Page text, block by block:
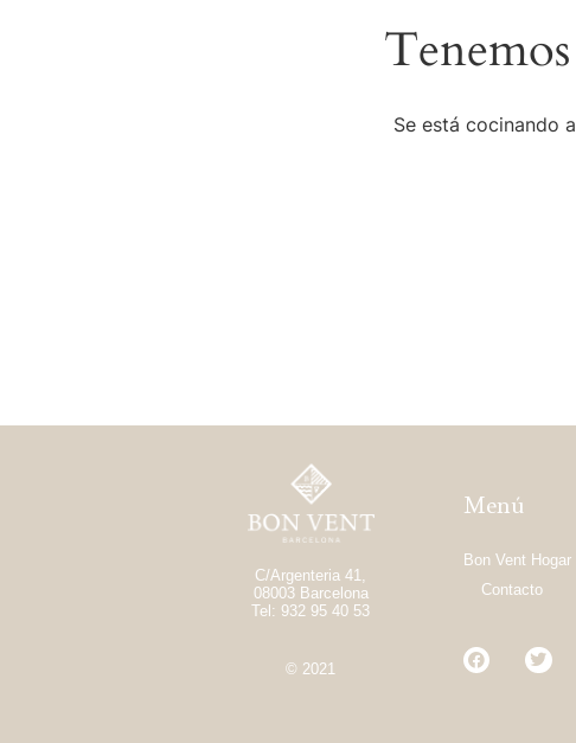
Se está cocinando
C/Argenteria 41,
08003 Barcelona
Tel: 932 95 40 53
© 2021
Menú
Bon Vent Hogar
Contacto